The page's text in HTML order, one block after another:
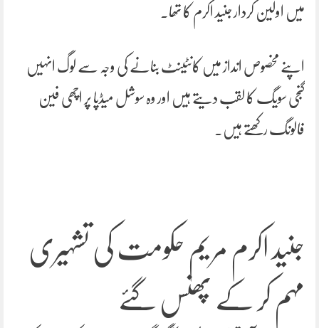
میں اولین کردار جنید اکرم کا تھا۔
اپنے مخصوص انداز میں کانٹینٹ بنانے کی وجہ سے لوگ انہیں
گنجی سویگ کا لقب دیتے ہیں اور وہ سوشل میڈپا پر اچھی فین
فالونگ رکھتے ہیں۔
جنید اکرم مریم حکومت کی تشہیری
مہم کر کے پھنس گئے